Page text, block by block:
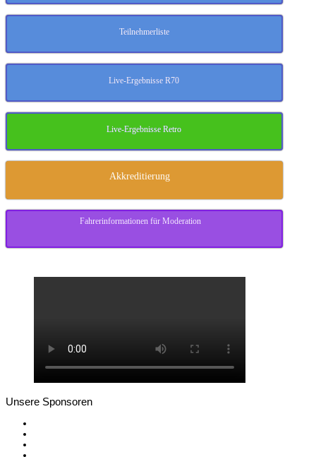
Teilnehmerliste
Live-Ergebnisse R70
Live-Ergebnisse Retro
Akkreditierung
Fahrerinformationen für Moderation
Unsere Sponsoren